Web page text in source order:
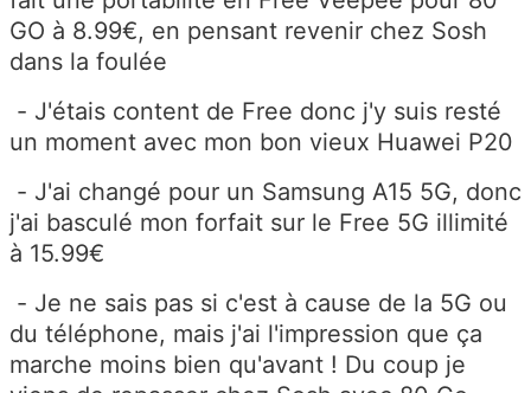
GO à 8.99€, en pensant revenir chez Sosh
dans la foulée
- J'étais content de Free donc j'y suis resté
un moment avec mon bon vieux Huawei P20
- J'ai changé pour un Samsung A15 5G, donc
j'ai basculé mon forfait sur le Free 5G illimité
à 15.99€
- Je ne sais pas si c'est à cause de la 5G ou
du téléphone, mais j'ai l'impression que ça
marche moins bien qu'avant ! Du coup je